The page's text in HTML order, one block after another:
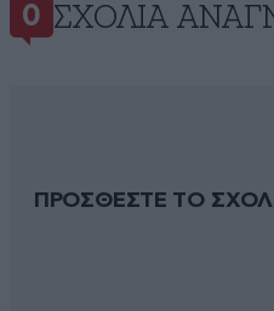
0 ΣΧΌΛΙΑ
ΠΡΟΣΘΕΣΤΕ ΤΟ